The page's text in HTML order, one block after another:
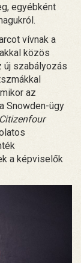
egyébként
vívnak a
közös
új szabályozás
az
Snowden-ügy
Citizenfour
a képviselők